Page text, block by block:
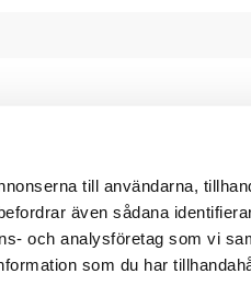
till användarna,
även sådana
och analysföretag som vi
som du har
Leverans- och betalningsvillkor
Elektronisk kommunikation
Produktväljare